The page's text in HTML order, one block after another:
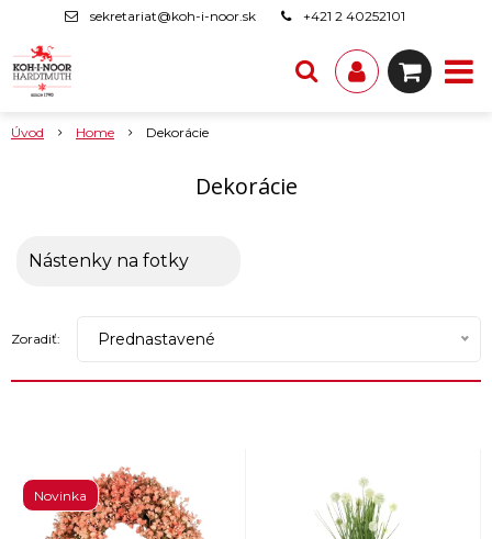
sekretariat@koh-i-noor.sk +421 2 40252101
Úvod Home Dekorácie
Dekorácie
Nástenky na fotky
Zoradiť: Prednastavené
Novinka